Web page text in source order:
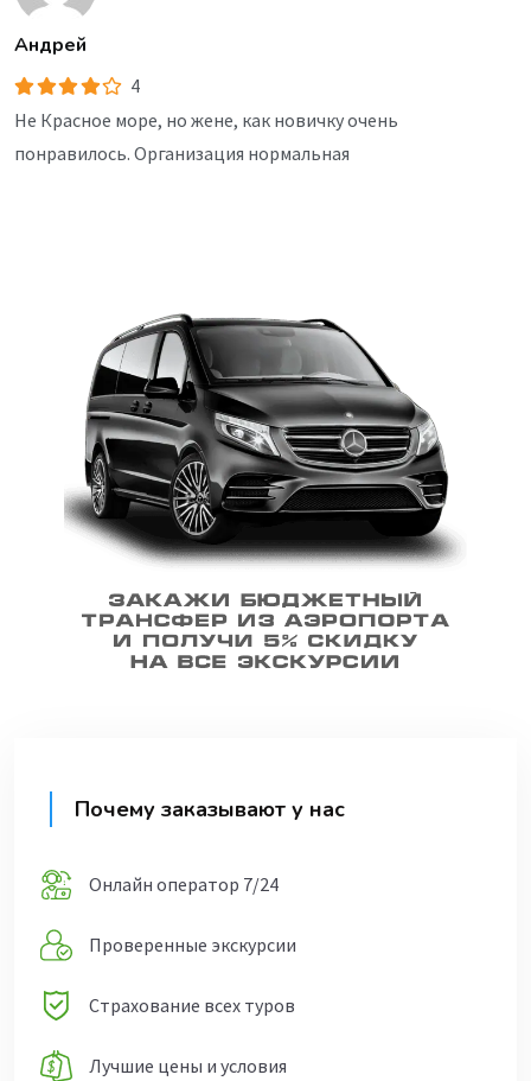
Андрей
4
Не Красное море, но жене, как новичку очень
понравилось. Организация нормальная
Почему заказывают у нас
Онлайн оператор 7/24
Проверенные экскурсии
Страхование всех туров
Лучшие цены и условия